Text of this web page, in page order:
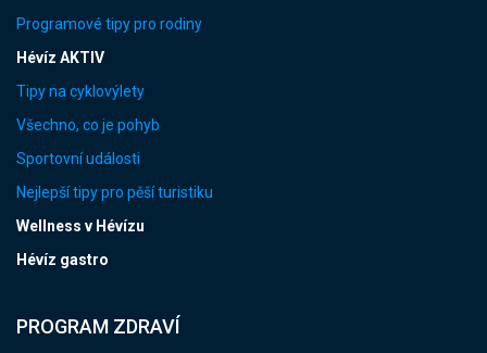
Programové tipy pro rodiny
Hévíz AKTIV
Tipy na cyklovýlety
Všechno, co je pohyb
Sportovní události
Nejlepší tipy pro pěší turistiku
Wellness v Hévízu
Hévíz gastro
PROGRAM ZDRAVÍ